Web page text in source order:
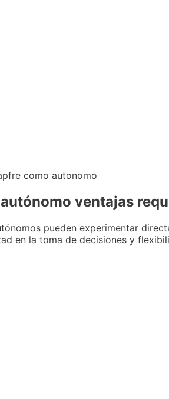
ventajas
pueden experimentar
en la toma de decisiones y